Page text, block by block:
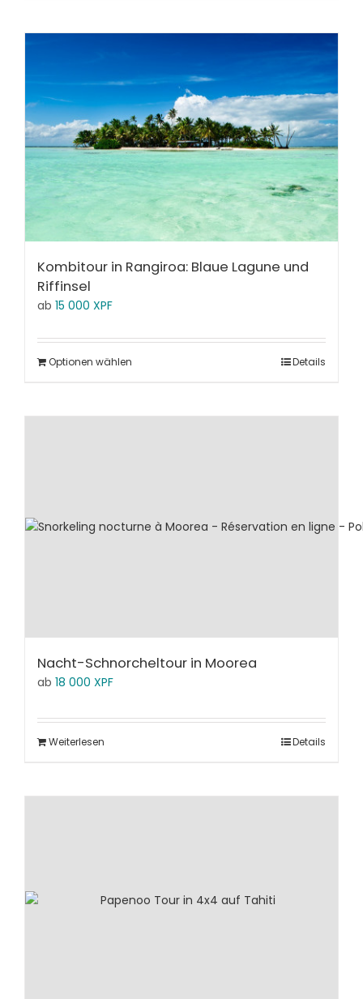
Kombitour in Rangiroa: Blaue Lagune und
Riffinsel
ab 15 000 XPF
Optionen wählen Details
Nacht-Schnorcheltour in Moorea
ab 18 000 XPF
Weiterlesen Details